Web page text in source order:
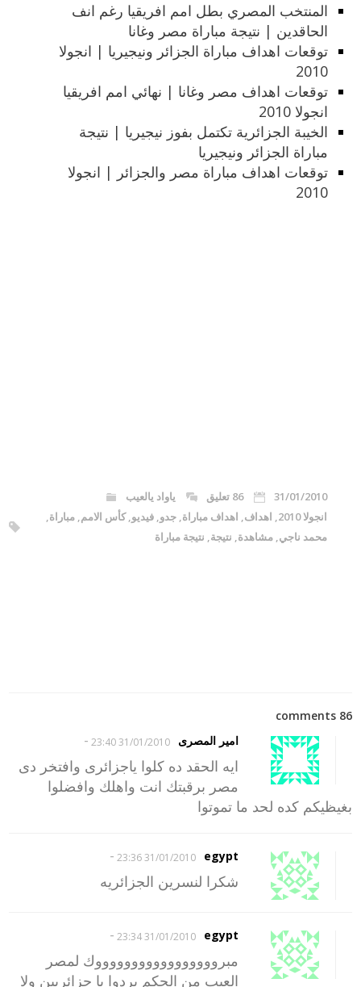
المنتخب المصري بطل امم افريقيا رغم انف
الحاقدين | نتيجة مباراة مصر وغانا
توقعات اهداف مباراة الجزائر ونيجيريا | انجولا
2010
توقعات اهداف مصر وغانا | نهائي امم افريقيا
انجولا 2010
الخيبة الجزائرية تكتمل بفوز نيجيريا | نتيجة
مباراة الجزائر ونيجيريا
توقعات اهداف مباراة مصر والجزائر | انجولا
2010
31/01/2010 86 تعليق
ياواد يالعيب
انجولا 2010
, اهداف, اهداف مباراة,جدو,فيديو,كأس الامم,مباراة,
محمد ناجي,مشاهدة, نتيجة, نتيجة مباراة
86 comments
امير المصرى
31/01/2010 23:40
-
ايه الحقد ده كلوا ياجزائرى وافتخر دى
مصر برقبتك انت واهلك وافضلوا
بغيظيكم كده لحد ما تموتوا
egypt
31/01/2010 23:36
-
شكرا لنسرين الجزائريه
egypt
31/01/2010 23:34
-
مبروووووووووووووووووك لمصر
العيب من الحكم بردوا يا جزائريين ولا